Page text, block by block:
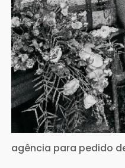
agência para pedido